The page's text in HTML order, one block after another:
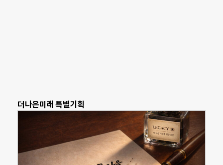
더나은미래 특별기획